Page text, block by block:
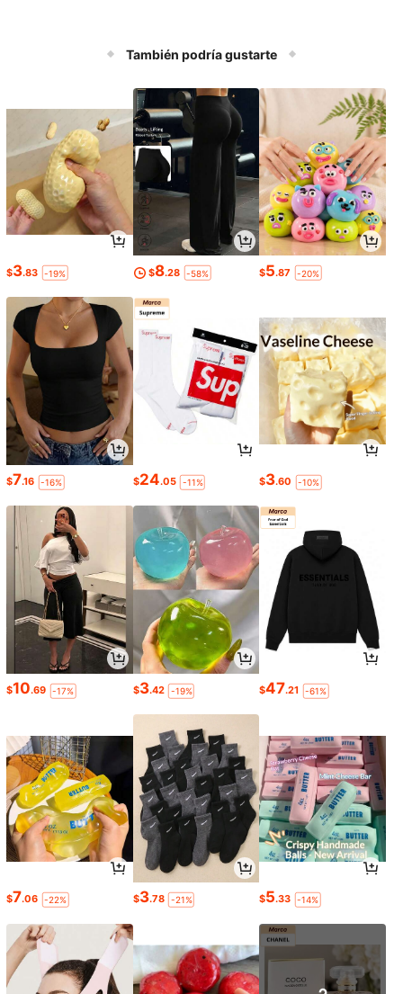
También podría gustarte
$3.83 -19% $8.28 -58% $5.87 -20%
$7.16 -16% $24.05 -11% $3.60 -10%
$10.69 -17% $3.42 -19% $47.21 -61%
$7.06 -22% $3.78 -21% $5.33 -14%